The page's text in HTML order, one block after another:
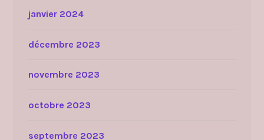
janvier 2024
décembre 2023
novembre 2023
octobre 2023
septembre 2023